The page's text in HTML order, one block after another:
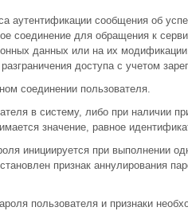
аутентификации сообщения об
соединение для обращения к
данных или на их
доступа с учетом
соединении пользователя.
в систему, либо при наличии
значение, равное
инициируется при выполнении
признак аннулирования
пользователя и признаки